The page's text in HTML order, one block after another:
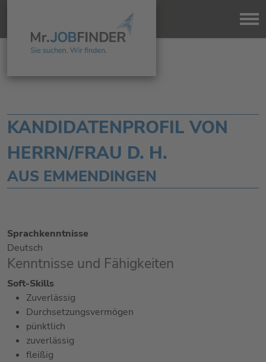
KANDIDATENPROFIL VON
HERRN/FRAU D. H.
AUS EMMENDINGEN
Sprachkenntnisse
Deutsch
Kenntnisse und Fähigkeiten
Soft-Skills
Zuverlässig
Durchsetzungsvermögen
pünktlich
zuverlässig
fleißig